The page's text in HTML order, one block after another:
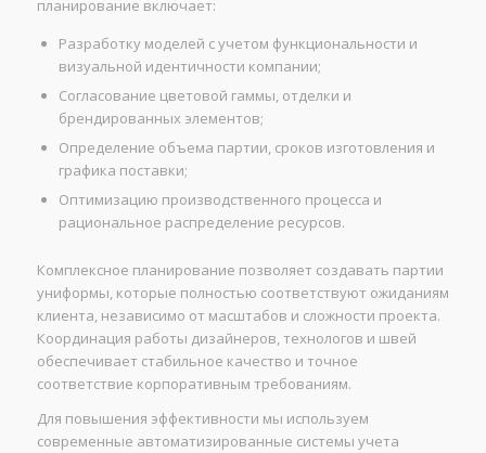
планирование включает:
Разработку моделей с учетом функциональности и
визуальной идентичности компании;
Согласование цветовой гаммы, отделки и
брендированных элементов;
Определение объема партии, сроков изготовления и
графика поставки;
Оптимизацию производственного процесса и
рациональное распределение ресурсов.
Комплексное планирование позволяет создавать партии
униформы, которые полностью соответствуют ожиданиям
клиента, независимо от масштабов и сложности проекта.
Координация работы дизайнеров, технологов и швей
обеспечивает стабильное качество и точное
соответствие корпоративным требованиям.
Для повышения эффективности мы используем
современные автоматизированные системы учета